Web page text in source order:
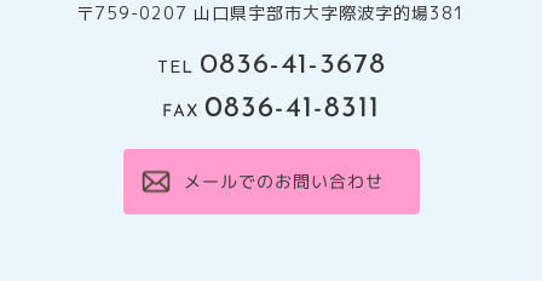
〒759-0207 山口県宇部市大字際波字的場381
TEL 0836-41-3678
FAX 0836-41-8311
メールでのお問い合わせ